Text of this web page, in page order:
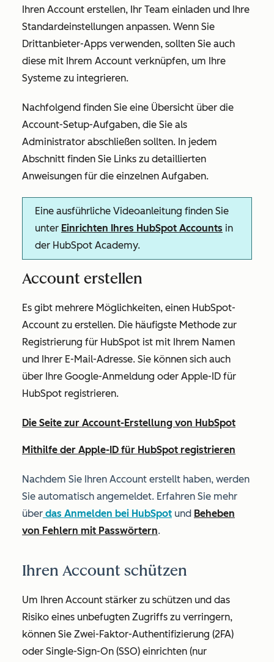
Ihren Account erstellen, Ihr Team einladen und Ihre
Standardeinstellungen anpassen. Wenn Sie
Drittanbieter-Apps verwenden, sollten Sie auch
diese mit Ihrem Account verknüpfen, um Ihre
Systeme zu integrieren.
Nachfolgend finden Sie eine Übersicht über die
Account-Setup-Aufgaben, die Sie als
Administrator abschließen sollten. In jedem
Abschnitt finden Sie Links zu detaillierten
Anweisungen für die einzelnen Aufgaben.
Eine ausführliche Videoanleitung finden Sie
unter Einrichten Ihres HubSpot Accounts in
der HubSpot Academy.
Account erstellen
Es gibt mehrere Möglichkeiten, einen HubSpot-
Account zu erstellen. Die häufigste Methode zur
Registrierung für HubSpot ist mit Ihrem Namen
und Ihrer E-Mail-Adresse. Sie können sich auch
über Ihre Google-Anmeldung oder Apple-ID für
HubSpot registrieren.
Die Seite zur Account-Erstellung von HubSpot
Mithilfe der Apple-ID für HubSpot registrieren
Nachdem Sie Ihren Account erstellt haben, werden
Sie automatisch angemeldet. Erfahren Sie mehr
über das Anmelden bei HubSpot und Beheben
von Fehlern mit Passwörtern.
Ihren Account schützen
Um Ihren Account stärker zu schützen und das
Risiko eines unbefugten Zugriffs zu verringern,
können Sie Zwei-Faktor-Authentifizierung (2FA)
oder Single-Sign-On (SSO) einrichten (nur